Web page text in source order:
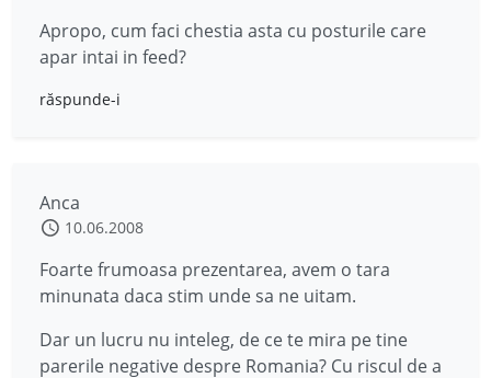
Apropo, cum faci chestia asta cu posturile care
apar intai in feed?
răspunde-i
Anca
10.06.2008
Foarte frumoasa prezentarea, avem o tara
minunata daca stim unde sa ne uitam.
Dar un lucru nu inteleg, de ce te mira pe tine
parerile negative despre Romania? Cu riscul de a